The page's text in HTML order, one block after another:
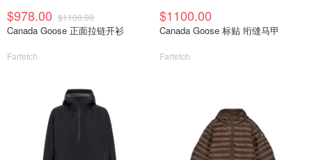
$978.00 $1100.00
Canada Goose 正面拉链开衫
Farfetch
$1100.00
Canada Goose 标贴 绗缝马甲
Farfetch